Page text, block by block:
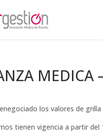
MEDICA
los valores de
tienen vigencia a partir del